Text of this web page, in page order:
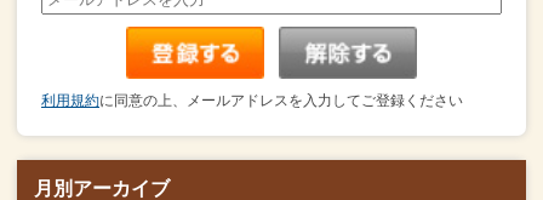
利用規約に同意の上、メールアドレスを入力してご登録ください
月別アーカイブ